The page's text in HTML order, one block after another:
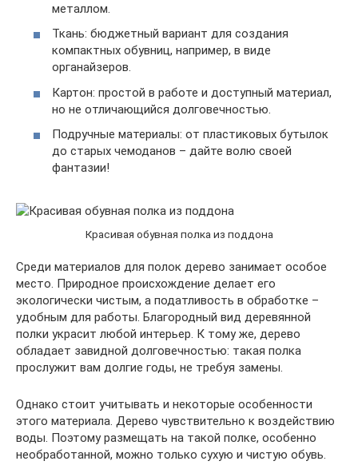
металлом.
Ткань: бюджетный вариант для создания
компактных обувниц, например, в виде
органайзеров.
Картон: простой в работе и доступный материал,
но не отличающийся долговечностью.
Подручные материалы: от пластиковых бутылок
до старых чемоданов – дайте волю своей
фантазии!
Красивая обувная полка из поддона
Среди материалов для полок дерево занимает особое
место. Природное происхождение делает его
экологически чистым, а податливость в обработке –
удобным для работы. Благородный вид деревянной
полки украсит любой интерьер. К тому же, дерево
обладает завидной долговечностью: такая полка
прослужит вам долгие годы, не требуя замены.
Однако стоит учитывать и некоторые особенности
этого материала. Дерево чувствительно к воздействию
воды. Поэтому размещать на такой полке, особенно
необработанной, можно только сухую и чистую обувь.